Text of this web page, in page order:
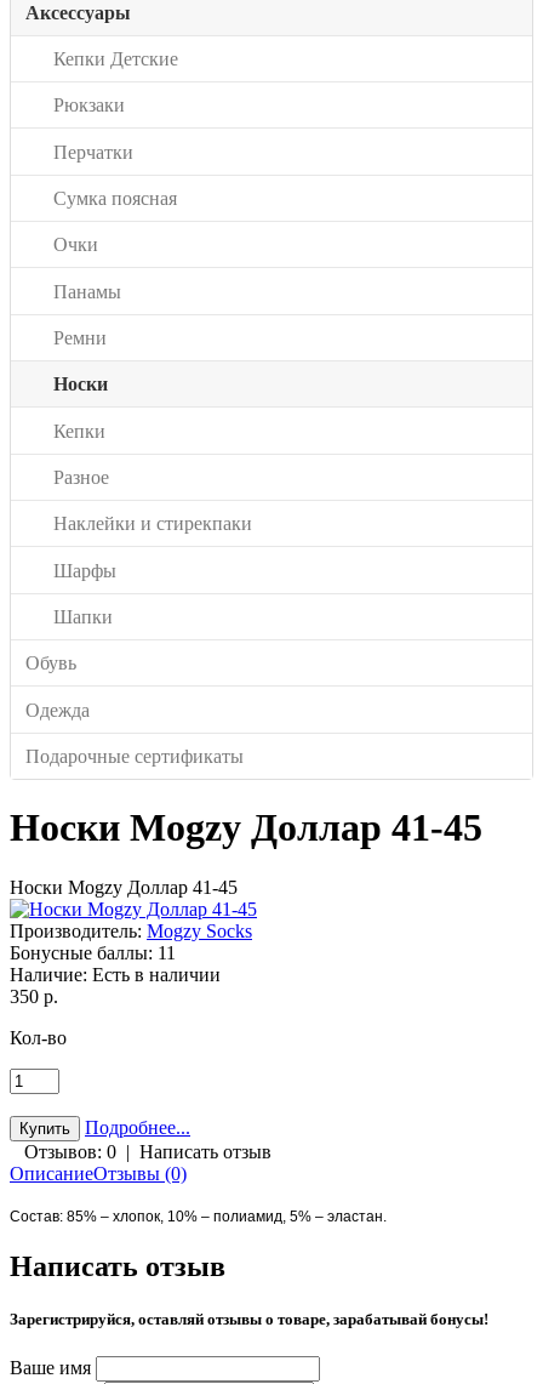
Аксессуары
Кепки Детские
Рюкзаки
Перчатки
Сумка поясная
Очки
Панамы
Ремни
Носки
Кепки
Разное
Наклейки и стирекпаки
Шарфы
Шапки
Обувь
Одежда
Подарочные сертификаты
Носки Mogzy Доллар 41-45
Носки Mogzy Доллар 41-45
Производитель: Mogzy Socks
Бонусные баллы: 11
Наличие: Есть в наличии
350 р.
Кол-во
Подробнее...
Отзывов: 0 | Написать отзыв
ОписаниеОтзывы (0)
Состав: 85% – хлопок, 10% – полиамид, 5% – эластан.
Написать отзыв
Зарегистрируйся, оставляй отзывы о товаре, зарабатывай бонусы!
Ваше имя